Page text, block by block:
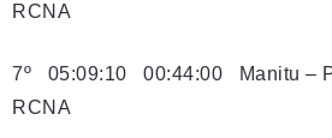
RCNA
7º 05:09:10 00:44:00 Manitu –
RCNA